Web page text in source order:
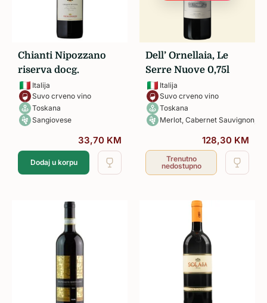
Chianti Nipozzano
riserva docg.
Italija
Suvo crveno vino
Toskana
Sangiovese
33,70 KM
Dodaj u korpu
Dell’ Ornellaia, Le
Serre Nuove 0,75l
Italija
Suvo crveno vino
Toskana
Merlot, Cabernet Sauvignon,
128,30 KM
Trenutno
nedostupno